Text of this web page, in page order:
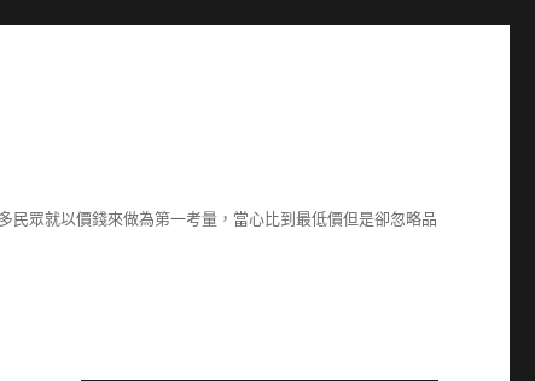
眾就以價錢來做為第一考量，當心比到最低價但是卻忽略品